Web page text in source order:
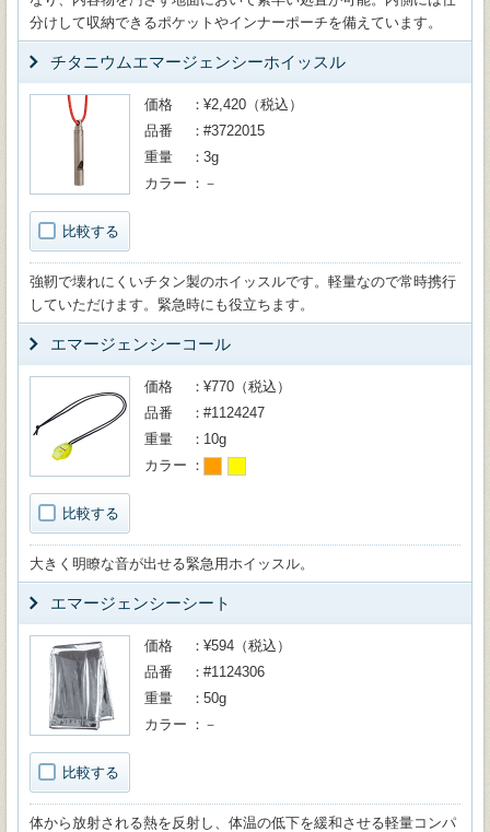
分けして収納できるポケットやインナーポーチを備えています。
チタニウムエマージェンシーホイッスル
比較する
価格
¥2,420（税込）
品番
#3722015
重量
3g
カラー
－
強靭で壊れにくいチタン製のホイッスルです。軽量なので常時携行
していただけます。緊急時にも役立ちます。
エマージェンシーコール
比較する
価格
¥770（税込）
品番
#1124247
重量
10g
カラー
大きく明瞭な音が出せる緊急用ホイッスル。
エマージェンシーシート
比較する
価格
¥594（税込）
品番
#1124306
重量
50g
カラー
－
体から放射される熱を反射し、体温の低下を緩和させる軽量コンパ